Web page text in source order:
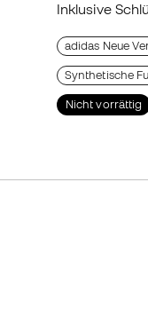
Inklusive
adidas Neue
Synthetische
Nicht vorrättig